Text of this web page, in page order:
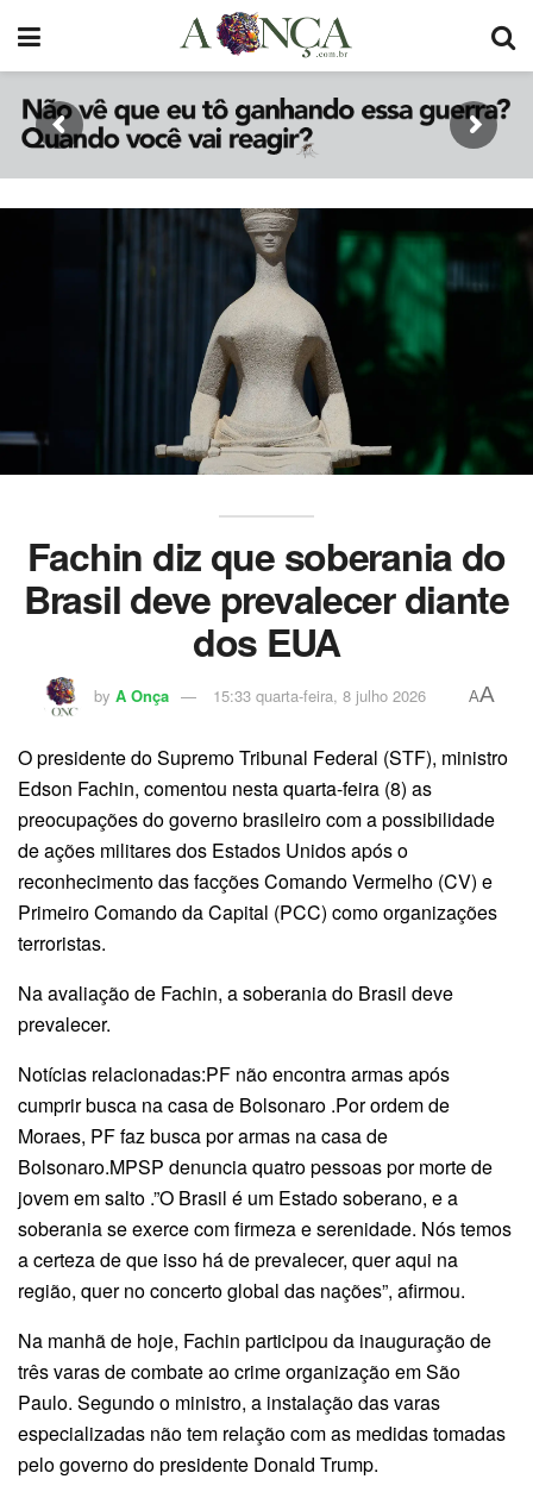
Fachin diz que soberania do
Brasil deve prevalecer diante
dos EUA
by A Onça 15:33 quarta-feira, 8 julho 2026 AA
O presidente do Supremo Tribunal Federal (STF), ministro
Edson Fachin, comentou nesta quarta-feira (8) as
preocupações do governo brasileiro com a possibilidade
de ações militares dos Estados Unidos após o
reconhecimento das facções Comando Vermelho (CV) e
Primeiro Comando da Capital (PCC) como organizações
terroristas.
Na avaliação de Fachin, a soberania do Brasil deve
prevalecer.
Notícias relacionadas:PF não encontra armas após
cumprir busca na casa de Bolsonaro .Por ordem de
Moraes, PF faz busca por armas na casa de
Bolsonaro.MPSP denuncia quatro pessoas por morte de
jovem em salto .”O Brasil é um Estado soberano, e a
soberania se exerce com firmeza e serenidade. Nós temos
a certeza de que isso há de prevalecer, quer aqui na
região, quer no concerto global das nações”, afirmou.
Na manhã de hoje, Fachin participou da inauguração de
três varas de combate ao crime organização em São
Paulo. Segundo o ministro, a instalação das varas
especializadas não tem relação com as medidas tomadas
pelo governo do presidente Donald Trump.